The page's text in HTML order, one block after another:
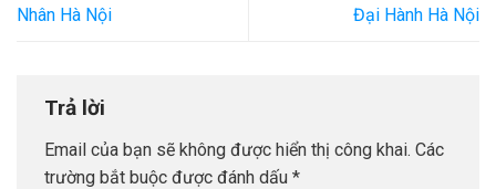
Nhân Hà Nội
Đại Hành Hà Nội
Trả lời
Email của bạn sẽ không được hiển thị công khai. Các
trường bắt buộc được đánh dấu *